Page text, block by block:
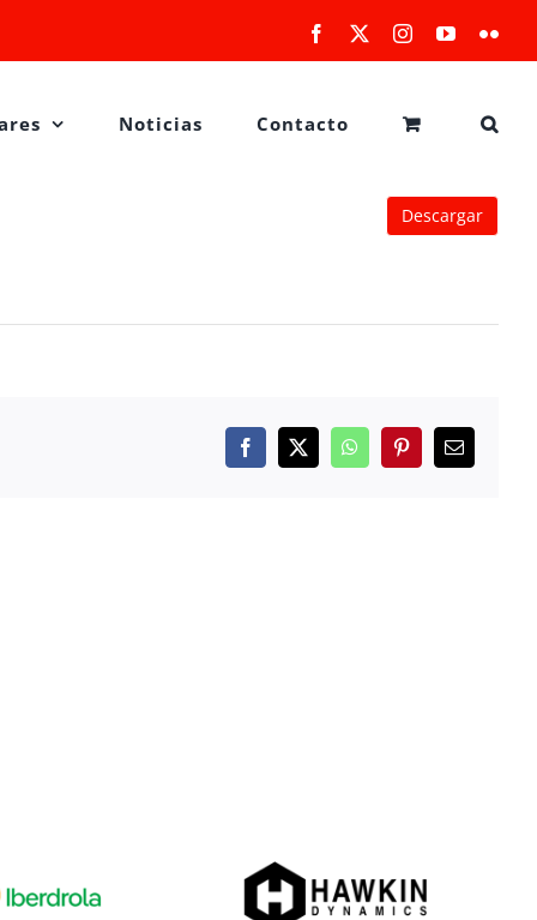
Facebook InstagramYouTube
Noticias Contacto
Descargar
Facebook
X WhatsAppPinterestCorreo
electrónico